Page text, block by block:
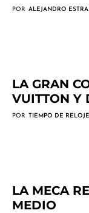
POR ALEJANDRO
LA GRAN
VUITTON Y
POR TIEMPO DE
LA MECA
MEDIO